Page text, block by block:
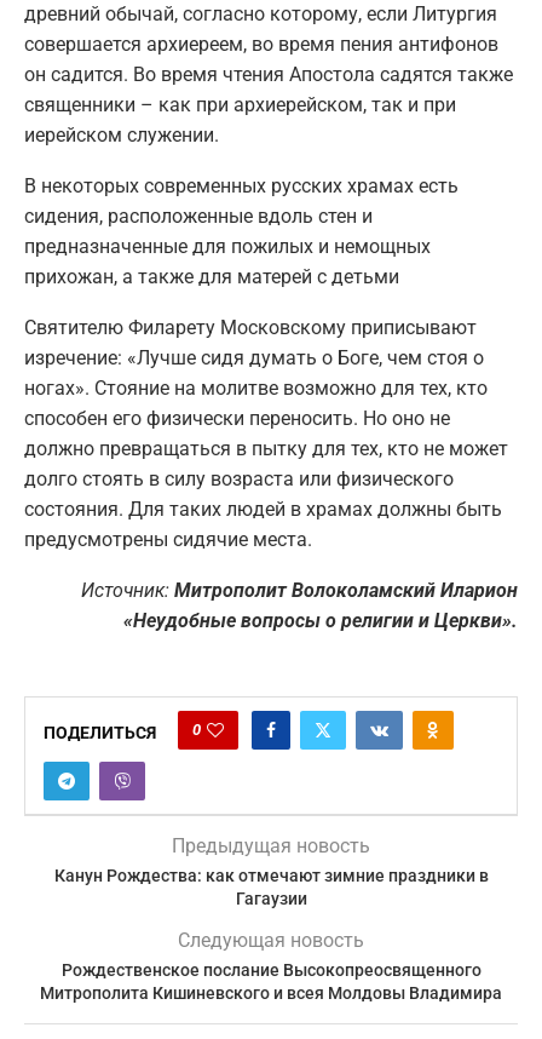
древний обычай, согласно которому, если Литургия
совершается архиереем, во время пения антифонов
он садится. Во время чтения Апостола садятся также
священники – как при архиерейском, так и при
иерейском служении.
В некоторых современных русских храмах есть
сидения, расположенные вдоль стен и
предназначенные для пожилых и немощных
прихожан, а также для матерей с детьми
Святителю Филарету Московскому приписывают
изречение: «Лучше сидя думать о Боге, чем стоя о
ногах». Стояние на молитве возможно для тех, кто
способен его физически переносить. Но оно не
должно превращаться в пытку для тех, кто не может
долго стоять в силу возраста или физического
состояния. Для таких людей в храмах должны быть
предусмотрены сидячие места.
Источник: Митрополит Волоколамский Иларион
«Неудобные вопросы о религии и Церкви».
ПОДЕЛИТЬСЯ 0
Предыдущая новость
Канун Рождества: как отмечают зимние праздники в
Гагаузии
Следующая новость
Рождественское послание Высокопреосвященного
Митрополита Кишиневского и всея Молдовы Владимира